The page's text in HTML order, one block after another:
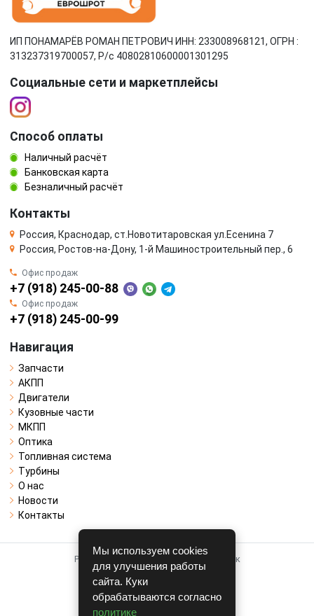
ИП ПОНАМАРЁВ РОМАН ПЕТРОВИЧ ИНН: 233008968121, ОГРН :
313237319700057, Р/c 40802810600001301295
Социальные сети и маркетплейсы
Способ оплаты
Наличный расчёт
Банковская карта
Безналичный расчёт
Контакты
Россия, Краснодар, ст.Новотитаровская ул.Есенина 7
Россия, Ростов-на-Дону, 1-й Машиностроительный пер., 6
Офис продаж
+7 (918) 245-00-88
Офис продаж
+7 (918) 245-00-99
Навигация
Запчасти
АКПП
Двигатели
Кузовные части
МКПП
Оптика
Топливная система
Турбины
О нас
Новости
Контакты
Работает на системе для авторазборок
CARRO.БИЗНЕС
Полная версия
Мы используем cookies
для улучшения работы
сайта. Куки
обрабатываются согласно
политике